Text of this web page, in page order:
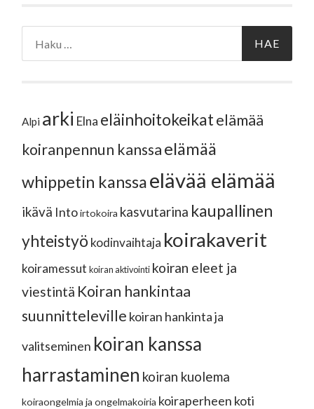
Alpi arki Elna eläinhoitokeikatelämää
koiranpennun kanssaelämää
whippetin kanssaelävää elämää
ikävä Intoirtokoira kasvutarina kaupallinen
yhteistyö kodinvaihtaja koirakaverit
koiramessut koiran aktivointi koiran eleet ja
viestintä Koiran hankintaa
suunnitteleville koiran hankinta ja
valitseminen koiran kanssa
harrastaminen koiran kuolema
koiraongelmia ja ongelmakoiria koiraperheen koti